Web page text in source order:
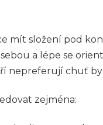
mít složení pod
a lépe se
nepreferují chuť
zejména: